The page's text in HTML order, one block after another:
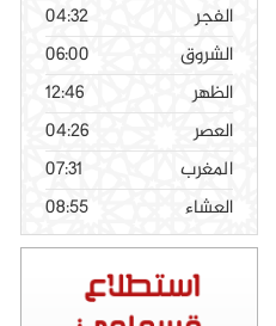
الفجر
04:32
الشروق
06:00
الظهر
12:46
العصر
04:26
المغرب
07:31
العشاء
08:55